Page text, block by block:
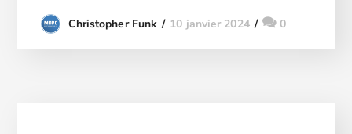
Christopher Funk 10 janvier 2024 0